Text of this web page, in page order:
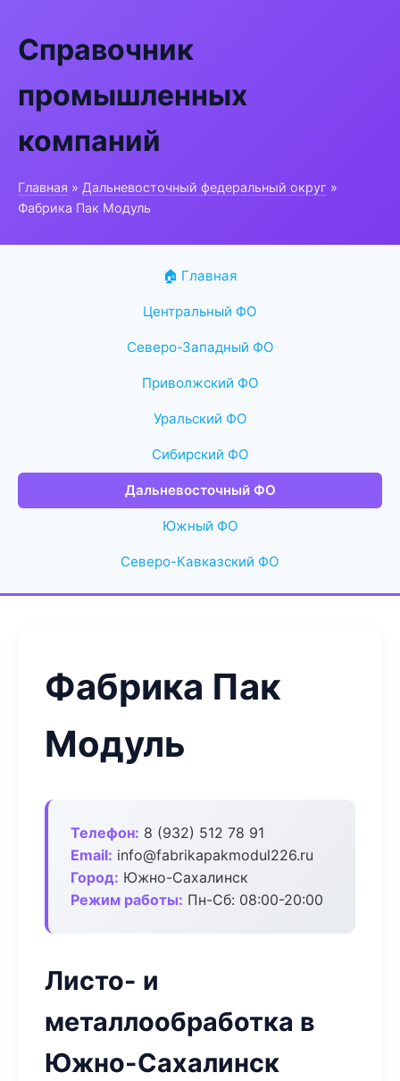
Справочник
промышленных
компаний
Главная » Дальневосточный федеральный округ »
Фабрика Пак Модуль
🏠 Главная
Центральный ФО
Северо-Западный ФО
Приволжский ФО
Уральский ФО
Сибирский ФО
Дальневосточный ФО
Южный ФО
Северо-Кавказский ФО
Фабрика Пак
Модуль
Телефон: 8 (932) 512 78 91
Email: info@fabrikapakmodul226.ru
Город: Южно-Сахалинск
Режим работы: Пн-Сб: 08:00-20:00
Листо- и
металлообработка в
Южно-Сахалинск